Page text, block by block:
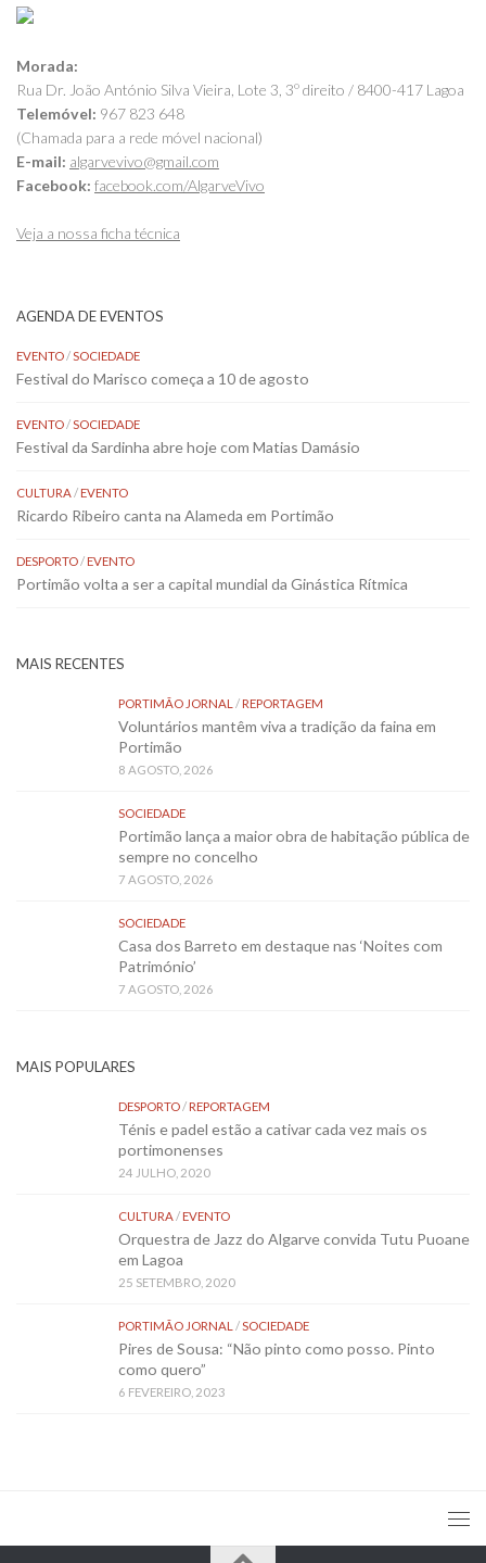
Morada:
Rua Dr. João António Silva Vieira, Lote 3, 3º direito / 8400-417 Lagoa
Telemóvel: 967 823 648
(Chamada para a rede móvel nacional)
E-mail: algarvevivo@gmail.com
Facebook: facebook.com/AlgarveVivo
Veja a nossa ficha técnica
AGENDA DE EVENTOS
EVENTO/SOCIEDADE
Festival do Marisco começa a 10 de agosto
EVENTO/SOCIEDADE
Festival da Sardinha abre hoje com Matias Damásio
CULTURA/EVENTO
Ricardo Ribeiro canta na Alameda em Portimão
DESPORTO/EVENTO
Portimão volta a ser a capital mundial da Ginástica Rítmica
MAIS RECENTES
PORTIMÃO JORNAL /REPORTAGEM
Voluntários mantêm viva a tradição da faina em
Portimão
8 AGOSTO, 2026
SOCIEDADE
Portimão lança a maior obra de habitação pública de
sempre no concelho
7 AGOSTO, 2026
SOCIEDADE
Casa dos Barreto em destaque nas ‘Noites com
Património’
7 AGOSTO, 2026
MAIS POPULARES
DESPORTO/REPORTAGEM
Ténis e padel estão a cativar cada vez mais os
portimonenses
24 JULHO, 2020
CULTURA/EVENTO
Orquestra de Jazz do Algarve convida Tutu Puoane
em Lagoa
25 SETEMBRO, 2020
PORTIMÃO JORNAL /SOCIEDADE
Pires de Sousa: “Não pinto como posso. Pinto
como quero”
6 FEVEREIRO, 2023